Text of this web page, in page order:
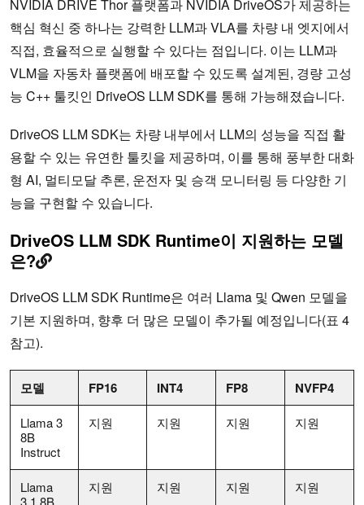
NVIDIA DRIVE Thor 플랫폼과 NVIDIA DriveOS가 제공하는
핵심 혁신 중 하나는 강력한 LLM과 VLA를 차량 내 엣지에서
직접, 효율적으로 실행할 수 있다는 점입니다. 이는 LLM과
VLM을 자동차 플랫폼에 배포할 수 있도록 설계된, 경량 고성
능 C++ 툴킷인 DriveOS LLM SDK를 통해 가능해졌습니다.
DriveOS LLM SDK는 차량 내부에서 LLM의 성능을 직접 활
용할 수 있는 유연한 툴킷을 제공하며, 이를 통해 풍부한 대화
형 AI, 멀티모달 추론, 운전자 및 승객 모니터링 등 다양한 기
능을 구현할 수 있습니다.
DriveOS LLM SDK Runtime이 지원하는 모델
은?
DriveOS LLM SDK Runtime은 여러 Llama 및 Qwen 모델을
기본 지원하며, 향후 더 많은 모델이 추가될 예정입니다(표 4
참고).
모델 FP16 INT4 FP8 NVFP4
Llama 3
8B
Instruct
지원 지원 지원 지원
Llama
3.1 8B
지원 지원 지원 지원